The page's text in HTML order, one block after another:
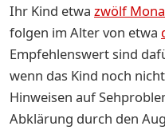
Ihr Kind etwa zwölf
folgen im Alter von etwa
Empfehlenswert sind
wenn das Kind noch
Hinweisen auf
Abklärung durch den